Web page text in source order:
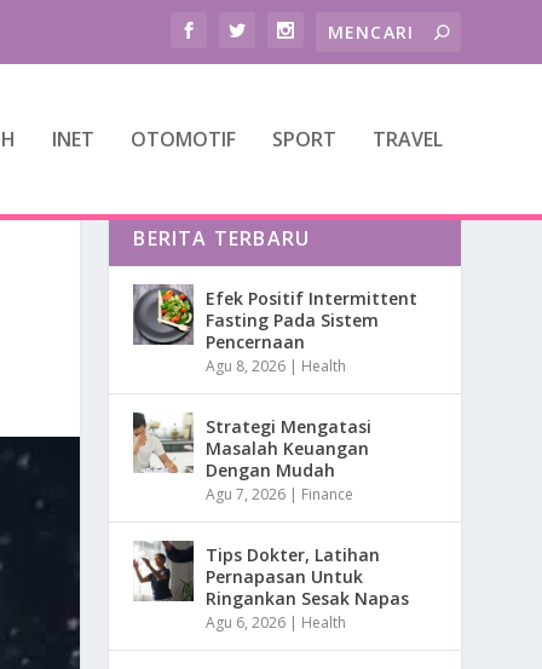
INET OTOMOTIF SPORT TRAVEL
BERITA TERBARU
Efek Positif Intermittent
Fasting Pada Sistem
Pencernaan
Agu 8, 2026 | Health
Strategi Mengatasi
Masalah Keuangan
Dengan Mudah
Agu 7, 2026 | Finance
Tips Dokter, Latihan
Pernapasan Untuk
Ringankan Sesak Napas
Agu 6, 2026 | Health